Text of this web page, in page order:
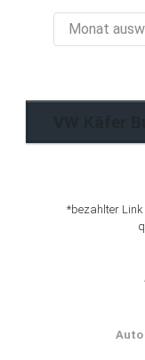
Käfer
*bezahlter Link
Auto